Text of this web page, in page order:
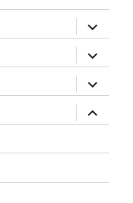
öffnen
öffnen
öffnen
öffnen